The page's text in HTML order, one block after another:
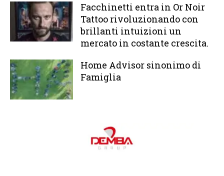
Facchinetti entra in Or Noir
Tattoo rivoluzionando con
brillanti intuizioni un
mercato in costante crescita.
Home Advisor sinonimo di
Famiglia